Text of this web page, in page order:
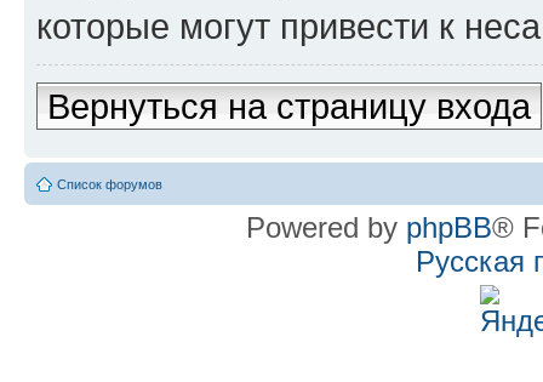
которые могут привести к
Вернуться на страницу входа
Список форумов
Powered by phpBB®
Русская